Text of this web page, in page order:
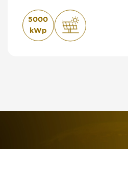
5000
kWp